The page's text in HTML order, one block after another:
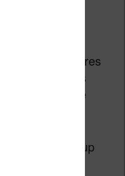
de
?
ces chiffres
71% des
possèdent une
beaucoup